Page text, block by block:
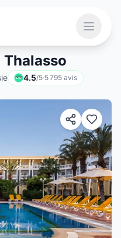
Ouvrir
4.5/5·5 795 avis